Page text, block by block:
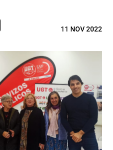
Telegram11 NOV 2022